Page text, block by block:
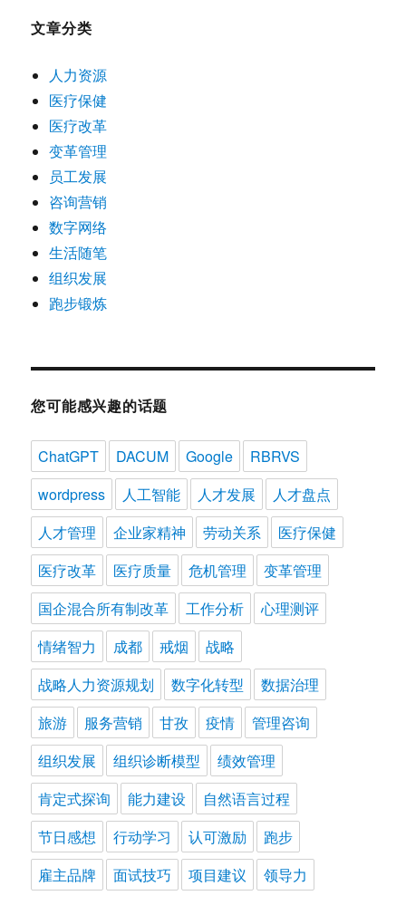
文章分类
人力资源
医疗保健
医疗改革
变革管理
员工发展
咨询营销
数字网络
生活随笔
组织发展
跑步锻炼
您可能感兴趣的话题
ChatGPT DACUM Google
RBRVS
wordpress
人工智能 人才发展
人才盘点
人才管理
企业家精神 劳动关系
医疗保健
医疗改革
医疗质量 危机管理
变革管理
国企混合所有制改革
工作分析
心理测评
情绪智力
成都 戒烟
战略
战略人力资源规划
数字化转型
数据治理
旅游
服务营销 甘孜 疫情
管理咨询
组织发展
组织诊断模型
绩效管理
肯定式探询
能力建设
自然语言过程
节日感想
行动学习 认可激励
跑步
雇主品牌
面试技巧 项目建议 领导力